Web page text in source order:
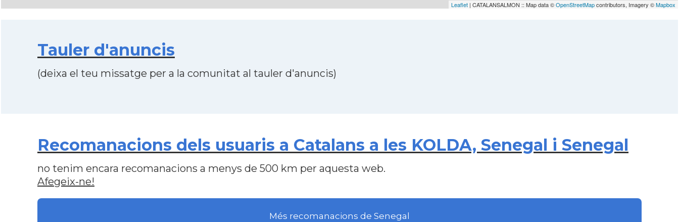
Leaflet | CATALANSALMON :: Map data ©OpenStreetMapcontributors, Imagery ©Mapbox
Tauler d'anuncis
(deixa el teu missatge per a la comunitat al tauler d'anuncis)
Recomanacions dels usuaris a Catalans a les KOLDA, Senegal i Senegal
no tenim encara recomanacions a menys de 500 km per aquesta web.
Afegeix-ne!
Més recomanacions de Senegal